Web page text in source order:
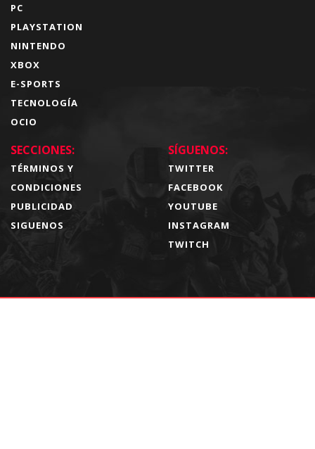
PC
PLAYSTATION
NINTENDO
XBOX
E-SPORTS
TECNOLOGÍA
OCIO
SECCIONES:
TÉRMINOS Y
CONDICIONES
PUBLICIDAD
SIGUENOS
SÍGUENOS:
TWITTER
FACEBOOK
YOUTUBE
INSTAGRAM
TWITCH